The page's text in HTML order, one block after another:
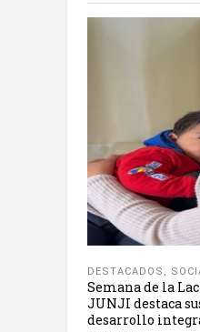
DESTACADOS ,
Semana de la
JUNJI destaca
desarrollo